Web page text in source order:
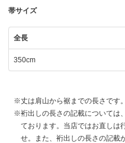
帯サイズ
全長
350cm
丈は肩山から裾までの長さです。
裄出しの長さの記載については
ております。当店ではお直しは
せ。また、裄出しの長さの記載